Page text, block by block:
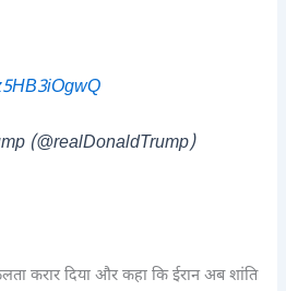
(@realDonaldTrump)
करार दिया और कहा कि ईरान अब शांति